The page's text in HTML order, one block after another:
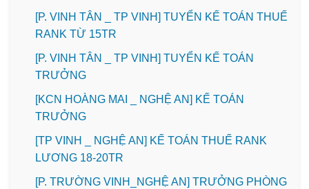
[P. VINH TÂN _ TP VINH] TUYỂN KẾ TOÁN THUẾ
RANK TỪ 15TR
[P. VINH TÂN _ TP VINH] TUYỂN KẾ TOÁN
TRƯỞNG
️[KCN HOÀNG MAI _ NGHỆ AN] KẾ TOÁN
TRƯỞNG
[TP VINH _ NGHỆ AN] KẾ TOÁN THUẾ RANK
LƯƠNG 18-20TR
[P. TRƯỜNG VINH_NGHỆ AN] TRƯỞNG PHÒNG